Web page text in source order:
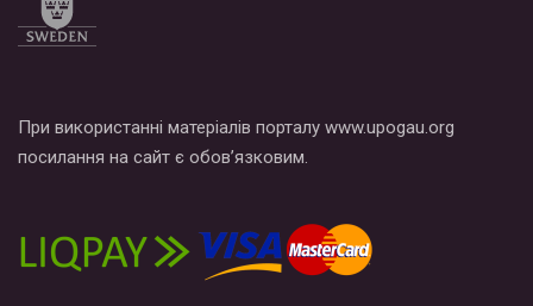
При використанні матеріалів порталу www.upogau.org
посилання на сайт є обов’язковим.